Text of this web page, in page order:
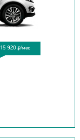
920 ₽/мес